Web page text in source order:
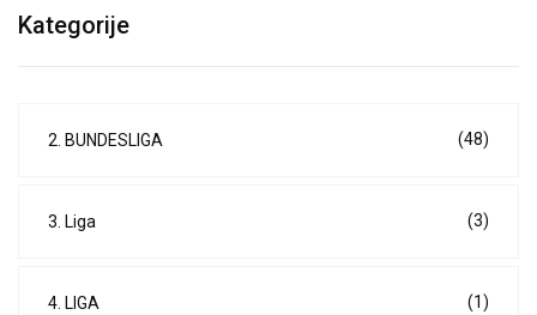
Kategorije
2. BUNDESLIGA (48)
3. Liga (3)
4. LIGA (1)